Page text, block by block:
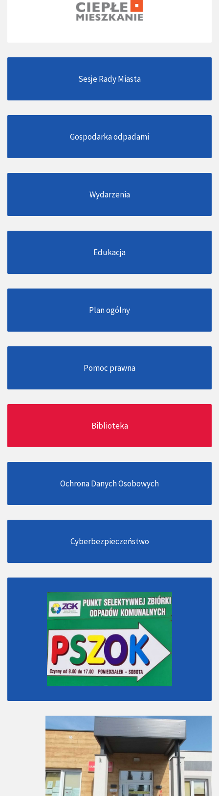
Sesje Rady Miasta
Gospodarka odpadami
Wydarzenia
Edukacja
Plan ogólny
Pomoc prawna
Biblioteka
Ochrona Danych Osobowych
Cyberbezpieczeństwo